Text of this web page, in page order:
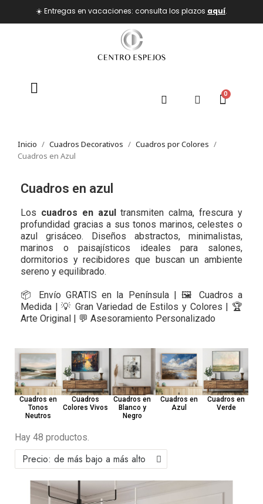
☀️ Entregas en vacaciones: consulta los plazos aquí.
Inicio Cuadros Decorativos
Cuadros por Colores
Cuadros en Azul
Cuadros en azul
Los cuadros en azultransmiten calma, frescura y
profundidad gracias a sus tonos marinos, celestes o
azul grisáceo. Diseños abstractos, minimalistas,
marinos o paisajísticos ideales para salones,
dormitorios y recibidores que buscan un ambiente
sereno y equilibrado.
📦 Envío GRATIS en la Península | 🖼️ Cuadros a
Medida | 💡 Gran Variedad de Estilos y Colores | 🏆
Arte Original | 💬 Asesoramiento Personalizado
Cuadros en
Tonos
Neutros
Cuadros
Colores Vivos
Cuadros en
Blanco y
Negro
Cuadros en
Azul
Cuadros en
Verde
Hay 48 productos.